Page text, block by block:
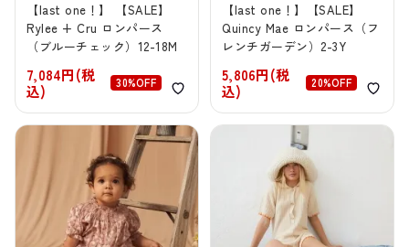
【last one！】 【SALE】
Rylee + Cru ロンパース
（ブルーチェック）12-18M
7,084円(税
込)
30%OFF
【last one！】【SALE】
Quincy Mae ロンパース（フ
レンチガーデン）2-3Y
5,806円(税
込)
20%OFF